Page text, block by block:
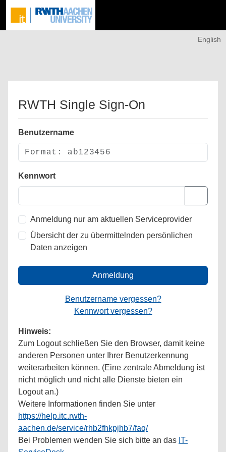
English
RWTH Single Sign-On
Benutzername
Kennwort
Anmeldung nur am aktuellen Serviceprovider
Übersicht der zu übermittelnden persönlichen
Daten anzeigen
Anmeldung
Benutzername vergessen?
Kennwort vergessen?
Hinweis:
Zum Logout schließen Sie den Browser, damit keine
anderen Personen unter Ihrer Benutzerkennung
weiterarbeiten können. (Eine zentrale Abmeldung ist
nicht möglich und nicht alle Dienste bieten ein
Logout an.)
Weitere Informationen finden Sie unter
https://help.itc.rwth-
aachen.de/service/rhb2fhkpjhb7/faq/
Bei Problemen wenden Sie sich bitte an das IT-